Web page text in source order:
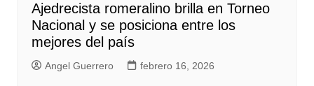
Ajedrecista romeralino brilla en Torneo
Nacional y se posiciona entre los
mejores del país
Angel Guerrero febrero 16, 2026